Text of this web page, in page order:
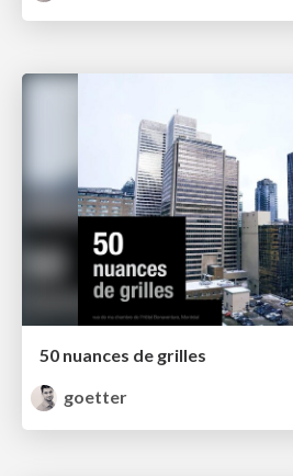
50 nuances de grilles
goetter